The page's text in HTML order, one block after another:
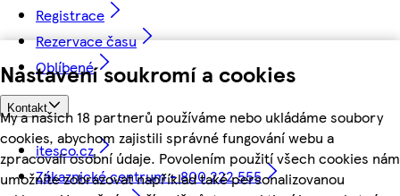
Nastavení soukromí a cookies
My a našich 18 partnerů používáme nebo ukládáme soubory
cookies, abychom zajistili správné fungování webu a
zpracovali osobní údaje. Povolením použití všech cookies nám
umožníte zobrazovat například také personalizovanou
Registrace
Rezervace času
Oblíbené
Kontakt
itesco.cz
Zákaznické centrum - 800 222 555